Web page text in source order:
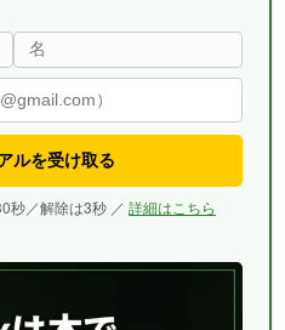
ルを受け取る
秒／解除は3秒 ／ 詳細はこちら